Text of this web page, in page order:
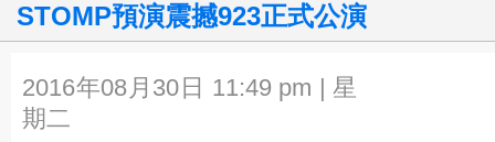
STOMP預演震撼923正式公演
2016年08月30日 11:49 pm | 星
期二